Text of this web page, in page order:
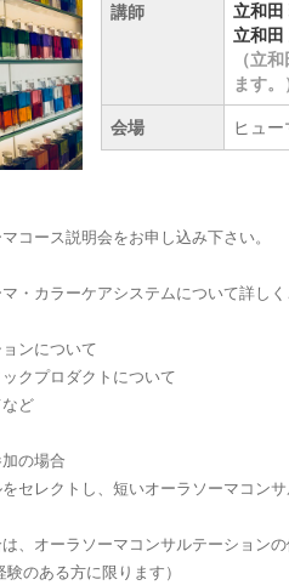
講師
立和田
立和田
（立
ます。
会場 ヒュ
コース説明会をお申し込み下さい。
・カラーケアシステムについて詳しく
ンについて
ックプロダクトについて
ど
の場合
セレクトし、短いオーラソーマコン
、オーラソーマコンサルテーション
のある方に限ります）